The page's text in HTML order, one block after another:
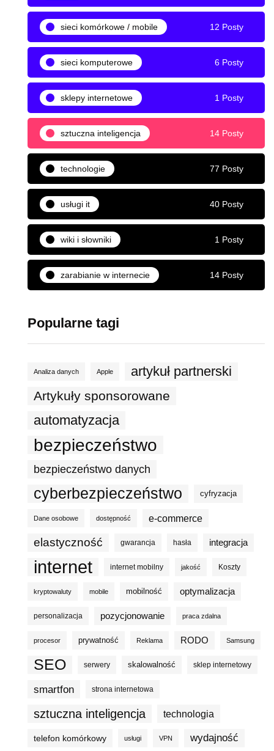
sieci komórkowe / mobile 12 Posty
sieci komputerowe 6 Posty
sklepy internetowe 1 Posty
sztuczna inteligencja 14 Posty
technologie 77 Posty
usługi it 40 Posty
wiki i słowniki 1 Posty
zarabianie w internecie 14 Posty
Popularne tagi
Analiza danych Apple artykuł partnerski
Artykuły sponsorowane
automatyzacja
bezpieczeństwo
bezpieczeństwo danych
cyberbezpieczeństwo cyfryzacja
Dane osobowe dostępność e-commerce
elastyczność gwarancja hasła integracja
internet internet mobilny jakość Koszty
kryptowaluty mobile mobilność optymalizacja
personalizacja pozycjonowanie praca zdalna
procesor prywatność Reklama RODO Samsung
SEO serwery skalowalność sklep internetowy
smartfon strona internetowa
sztuczna inteligencja technologia
telefon komórkowy usługi VPN wydajność